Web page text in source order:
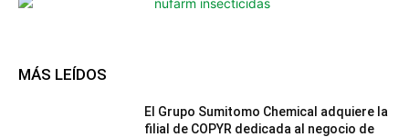
MÁS LEÍDOS
El Grupo Sumitomo Chemical adquiere la
filial de COPYR dedicada al negocio de